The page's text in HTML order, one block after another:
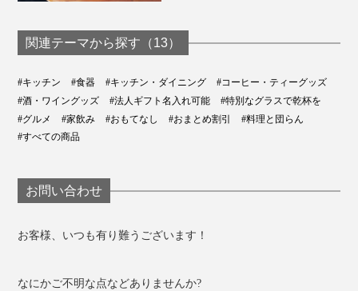
関連テーマから探す（13）
#キッチン #食器 #キッチン・ダイニング
#コーヒー・ティーグッズ
#酒・ワイングッズ
#法人ギフト名入れ可能
#特別なグラスで乾杯を
#グルメ
#家飲み #おもてなし #おまとめ割引
#料理と団らん
#すべての商品
お問い合わせ
お客様、いつも有り難うございます！
なにかご不明な点などありませんか?